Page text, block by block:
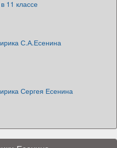
11 классе
С.А.Есенина
Сергея Есенина